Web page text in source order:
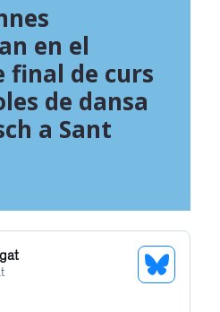
en el
final de curs
de dansa
a Sant
See